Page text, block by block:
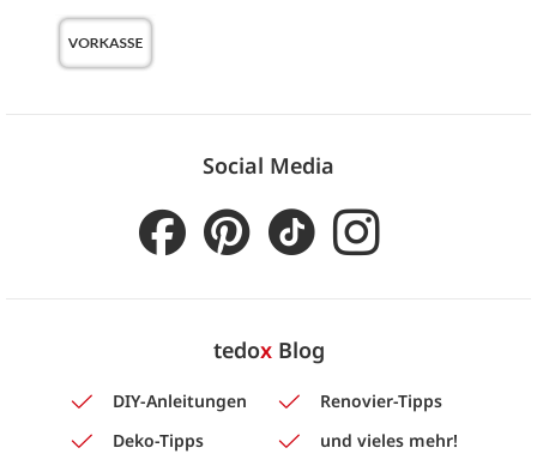
Social Media
tedoxBlog
DIY-Anleitungen
Renovier-Tipps
Deko-Tipps
und vieles mehr!